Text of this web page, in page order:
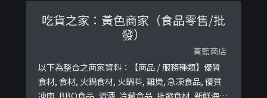
吃貨之家：黃色商家（食品零售/批
發）
黃藍商店
以下為整合之商家資料：【商品 / 服務種類】優質
食材, 食材, 火鍋食材, 火鍋料, 雞煲, 急凍食品, 優質
凍肉, BBQ食品, 清酒, 冷藏食品, 批發食材, 新鮮海